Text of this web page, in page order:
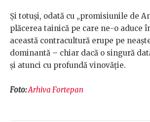
Și totuși, odată cu „promisiunile de
plăcerea tainică pe care ne-o aduce
această contracultură erupe pe
dominantă – chiar dacă o singură
și atunci cu profundă vinovăție.
Foto:Arhiva Fortepan